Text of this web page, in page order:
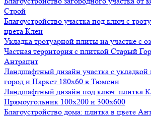
Строй
Благоустройство участка под ключ с
цвета Клен
Укладка тротуарной плиты на участке с
Частная территория с плиткой Старый
Антрацит
Ландшафтный дизайн участка с
город и Паркет 180х60 в Тюмени
Ландшафтный дизайн под ключ: плитка
Прямоугольник 100х200 и 300х600
Благоустройство дома: плитка в цвете